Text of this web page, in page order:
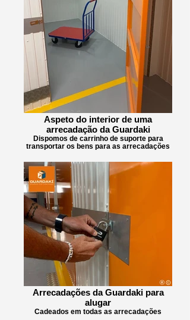
Aspeto do interior de uma
arrecadação da Guardaki
Dispomos de carrinho de suporte para
transportar os bens para as arrecadações
Arrecadações da Guardaki para
alugar
Cadeados em todas as arrecadações